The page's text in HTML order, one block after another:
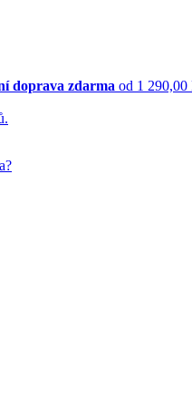
doprava zdarma od 1 290,00